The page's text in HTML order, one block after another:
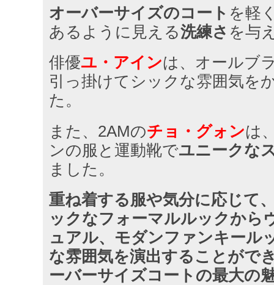
オーバーサイズのコート を軽
あるように見える洗練さ を与
俳優ユ・アインは、オールブ
引っ掛けてシックな雰囲気を
た。
また、2AMのチョ・グォンは
ンの服と運動靴でユニークな
ました。
重ね着する服や気分に応じて
ックなフォーマルルックから
ュアル、モダンファンキール
な雰囲気を演出することがで
ーバーサイズコートの最大の